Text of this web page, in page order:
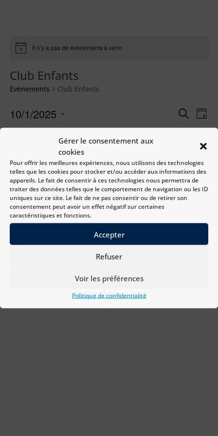
Gérer le consentement aux
cookies
Pour offrir les meilleures expériences, nous utilisons des technologies
telles que les cookies pour stocker et/ou accéder aux informations des
appareils. Le fait de consentir à ces technologies nous permettra de
traiter des données telles que le comportement de navigation ou les ID
uniques sur ce site. Le fait de ne pas consentir ou de retirer son
consentement peut avoir un effet négatif sur certaines
caractéristiques et fonctions.
Accepter
Refuser
Voir les préférences
Politique de confidentialité
Il n’y a pas de évènements à venir.
Club Enfants
Évènements Club Enfants
et
vues
Recherche
de
Jour
10/1/2025
Sélectionnez
Jour suivant
S’abonner au calendrier